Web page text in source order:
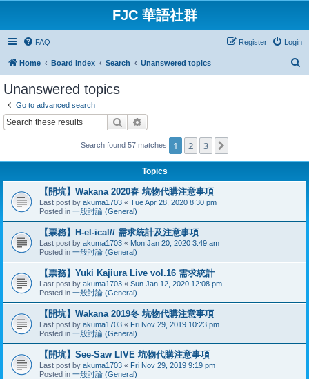
FJC 華語社群
FAQ Login
Register
Home Board index Search Unanswered topics
Unanswered topics
Go to advanced search
Search
Search found 57 matches 1 2 3
Topics
【開坑】Wakana 2020春 坑物代購注意事項
Last post by akuma1703 « Tue Apr 28, 2020 8:30 pm
Posted in 一般討論 (General)
【票務】H-el-ical// 需求統計及注意事項
Last post by akuma1703 « Mon Jan 20, 2020 3:49 am
Posted in 一般討論 (General)
【票務】Yuki Kajiura Live vol.16 需求統計
Last post by akuma1703 « Sun Jan 12, 2020 12:08 pm
Posted in 一般討論 (General)
【開坑】Wakana 2019冬 坑物代購注意事項
Last post by akuma1703 « Fri Nov 29, 2019 10:23 pm
Posted in 一般討論 (General)
【開坑】See-Saw LIVE 坑物代購注意事項
Last post by akuma1703 « Fri Nov 29, 2019 9:19 pm
Posted in 一般討論 (General)